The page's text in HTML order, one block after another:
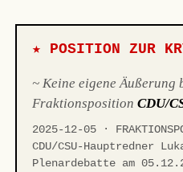
★ POSITION ZUR
~ Keine eigene Äußerung
FraktionspositionCDU/
2025-12-05 ·
CDU/CSU-Hauptredner
Plenardebatte am